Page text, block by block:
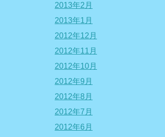
2013年2月
2013年1月
2012年12月
2012年11月
2012年10月
2012年9月
2012年8月
2012年7月
2012年6月